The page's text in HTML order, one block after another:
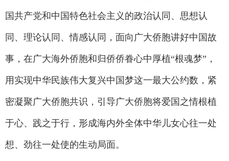
国共产党和中国特色社会主义的政治认同、思想认
同、理论认同、情感认同，面向广大侨胞讲好中国故
事，在广大海外侨胞和归侨侨眷心中厚植“根魂梦”，
用实现中华民族伟大复兴中国梦这一最大公约数，紧
密凝聚广大侨胞共识，引导广大侨胞将爱国之情根植
于心、践之于行，形成海内外全体中华儿女心往一处
想、劲往一处使的生动局面。